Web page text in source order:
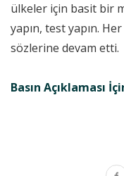
ülkeler için basit bir
yapın, test yapın.
sözlerine devam etti.
Basın Açıklaması